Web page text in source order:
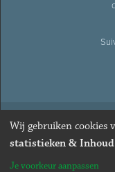
© 2026 Ancien
Webdesign &
Wij gebruiken cookies
statistieken &
Je voorkeur aanpassen